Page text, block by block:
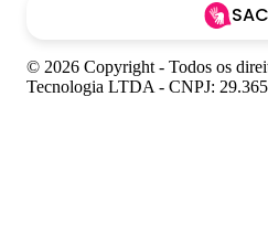
© 2026 Copyright - Todos os
Tecnologia LTDA - CNPJ: